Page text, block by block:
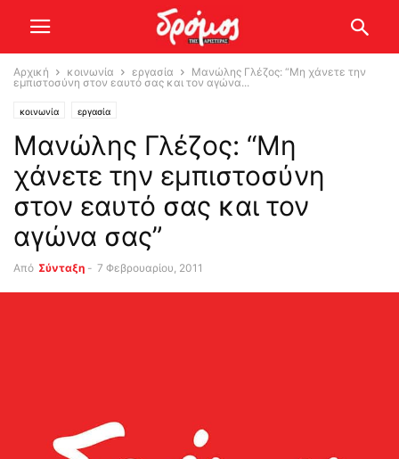
Αρχική κοινωνία εργασία
Μανώλης Γλέζος: “Μη χάνετε την
εμπιστοσύνη στον εαυτό σας και τον αγώνα...
κοινωνία εργασία
Μανώλης Γλέζος: “Μη
χάνετε την εμπιστοσύνη
στον εαυτό σας και τον
αγώνα σας”
Από Σύνταξη - 7 Φεβρουαρίου, 2011